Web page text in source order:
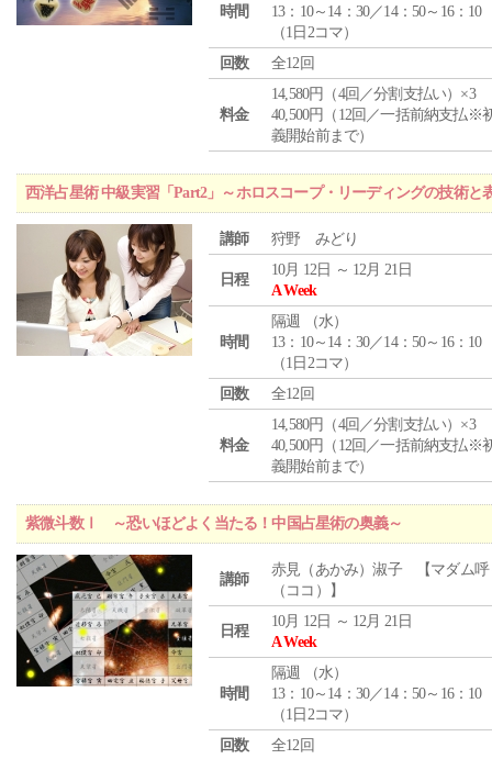
時間
13：10～14：30／14：50～16：10
（1日2コマ）
回数
全12回
料金
14,580円（4回／分割支払い）×3
40,500円（12回／一括前納支払※
義開始前まで）
西洋占星術 中級実習「Part2」～ホロスコープ・リーディングの技術と
講師 狩野 みどり
日程
10月 12日 ～ 12月 21日
A Week
時間
隔週 （水）
13：10～14：30／14：50～16：10
（1日2コマ）
回数
全12回
料金
14,580円（4回／分割支払い）×3
40,500円（12回／一括前納支払※
義開始前まで）
紫微斗数Ⅰ ～恐いほどよく当たる！中国占星術の奥義～
講師
赤見（あかみ）淑子 【マダム呼
（ココ）】
日程
10月 12日 ～ 12月 21日
A Week
時間
隔週 （水）
13：10～14：30／14：50～16：10
（1日2コマ）
回数
全12回